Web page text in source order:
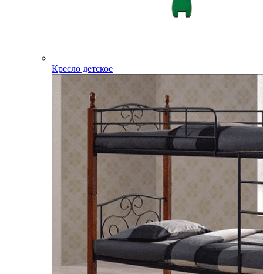
Кресло детское